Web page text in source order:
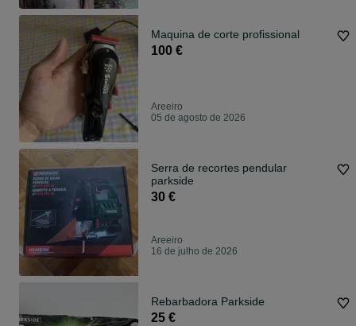
Maquina de corte profissional
100 €
Areeiro
05 de agosto de 2026
Serra de recortes pendular
parkside
30 €
Areeiro
16 de julho de 2026
Rebarbadora Parkside
25 €